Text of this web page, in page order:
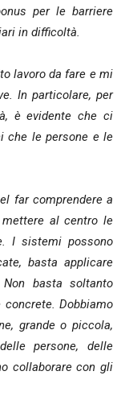
per le barriere
in difficoltà.
lavoro da fare e mi
In particolare, per
è evidente che ci
che le persone e le
far comprendere a
al centro le
I sistemi possono
basta applicare
Non basta soltanto
Dobbiamo
grande o piccola,
persone, delle
collaborare con gli